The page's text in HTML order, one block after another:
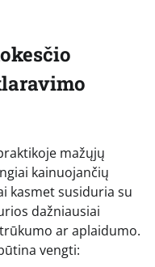
mažųjų
kainuojančių
kasmet susiduria su
dažniausiai
ar aplaidumo.
vengti: